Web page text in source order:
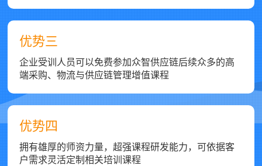
优势三
企业受训人员可以免费参加众智供应链后续众多的高
端采购、物流与供应链管理增值课程
优势四
拥有雄厚的师资力量，超强课程研发能力，可依据客
户需求灵活定制相关培训课程